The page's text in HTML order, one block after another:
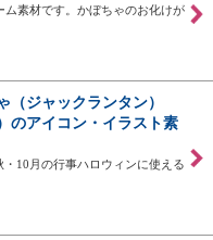
ム素材です。かぼちゃのお化けが
（ジャックランタン）
のアイコン・イラスト素
10月の行事ハロウィンに使える